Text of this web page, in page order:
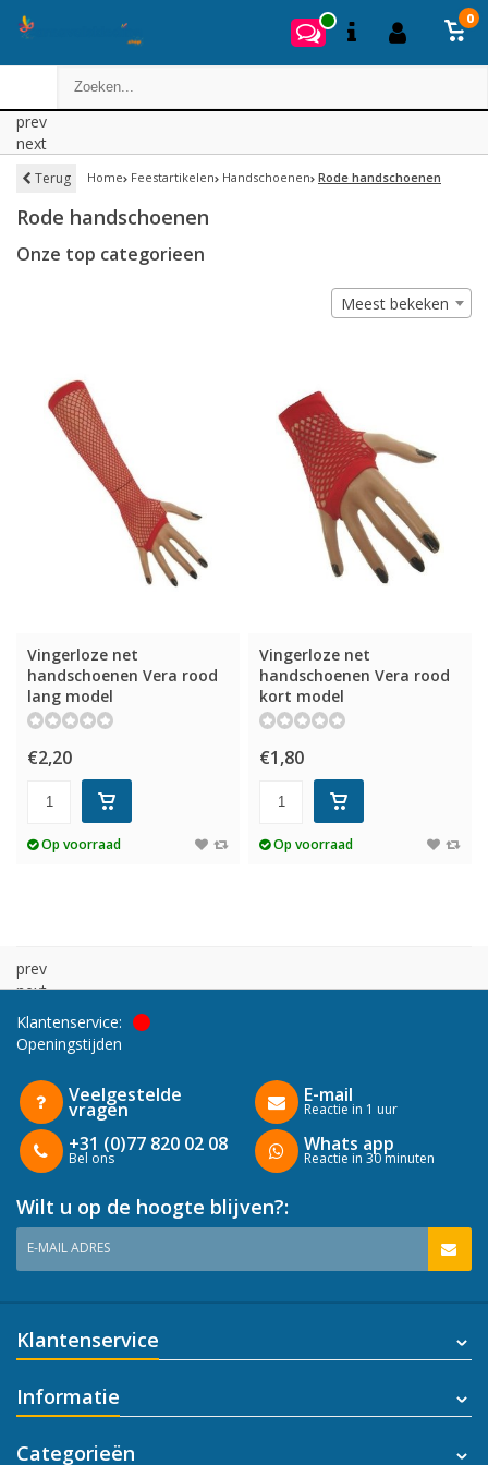
0
prev
next
Terug Home Feestartikelen Handschoenen Rode handschoenen
Rode handschoenen
Onze top categorieen
Meest bekeken
Vingerloze net
handschoenen Vera rood
lang model
€2,20
Op voorraad
Vingerloze net
handschoenen Vera rood
kort model
€1,80
Op voorraad
prev
next
Klantenservice:
Openingstijden
Veelgestelde
vragen
+31 (0)77 820 02 08
Bel ons
E-mail
Reactie in 1 uur
Whats app
Reactie in 30 minuten
Wilt u op de hoogte blijven?:
E-MAIL ADRES
Klantenservice
Informatie
Categorieën